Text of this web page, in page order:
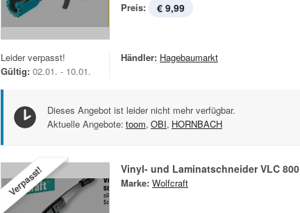
Preis: € 9,99
Leider verpasst!
Gültig: 02.01. - 10.01.
Händler: Hagebaumarkt
Dieses Angebot ist leider nicht mehr verfügbar.
Aktuelle Angebote: toom, OBI, HORNBACH
Verpasst! Vinyl- und Laminatschneider VLC 800
Marke: Wolfcraft